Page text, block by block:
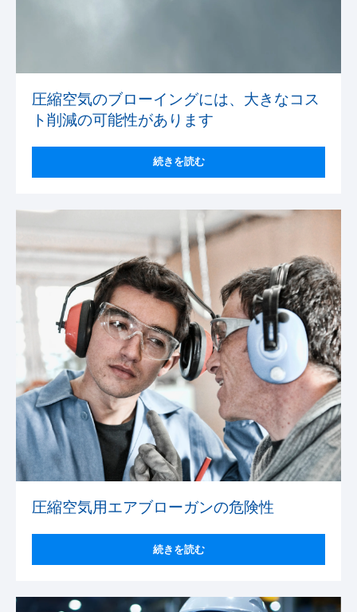
圧縮空気のブローイングには、大きなコス
ト削減の可能性があります
続きを読む
圧縮空気用エアブローガンの危険性
続きを読む